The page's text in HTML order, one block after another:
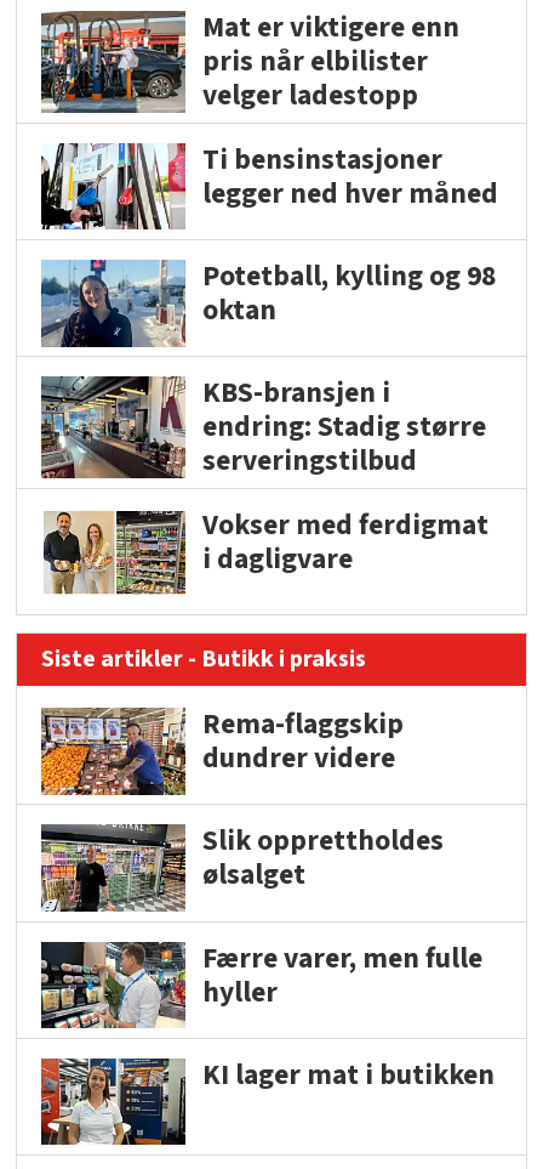
Mat er viktigere enn
pris når elbilister
velger ladestopp
Ti bensinstasjoner
legger ned hver måned
Potetball, kylling og 98
oktan
KBS-bransjen i
endring: Stadig større
serveringstilbud
Vokser med ferdigmat
i dagligvare
Siste artikler - Butikk i praksis
Rema-flaggskip
dundrer videre
Slik opprettholdes
ølsalget
Færre varer, men fulle
hyller
KI lager mat i butikken